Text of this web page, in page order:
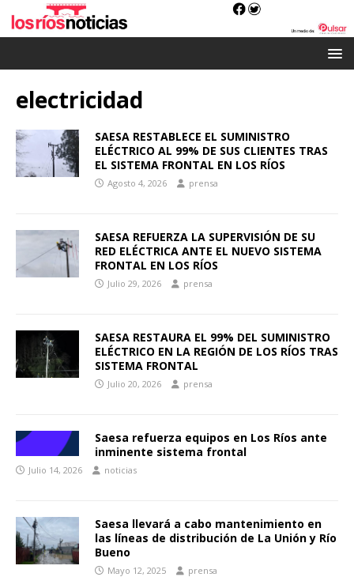
electricidad
SAESA RESTABLECE EL SUMINISTRO
ELÉCTRICO AL 99% DE SUS CLIENTES TRAS
EL SISTEMA FRONTAL EN LOS RÍOS
Agosto 4, 2026 prensa
SAESA REFUERZA LA SUPERVISIÓN DE SU
RED ELÉCTRICA ANTE EL NUEVO SISTEMA
FRONTAL EN LOS RÍOS
Julio 29, 2026 prensa
SAESA RESTAURA EL 99% DEL SUMINISTRO
ELÉCTRICO EN LA REGIÓN DE LOS RÍOS TRAS
SISTEMA FRONTAL
Julio 20, 2026 prensa
Saesa refuerza equipos en Los Ríos ante
inminente sistema frontal
Julio 14, 2026 noticias
Saesa llevará a cabo mantenimiento en
las líneas de distribución de La Unión y Río
Bueno
Mayo 12, 2025 prensa